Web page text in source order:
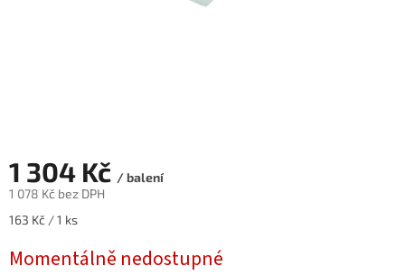
1 304 Kč / balení
1 078 Kč bez DPH
Měrná
163 Kč / 1 ks
Momentálně nedostupné